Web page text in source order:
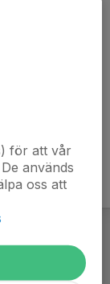
för att vår
används
oss att